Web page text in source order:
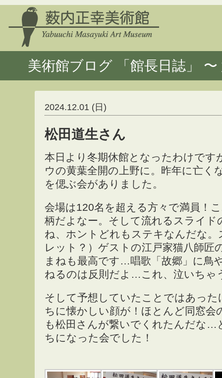
美術館ブログ 「館長日誌」
2024.12.01 (日)
松田道生さん
本日より冬期休館となったわけで
ウの黄葉全開の上野に。昨年に亡く
を偲ぶ会がありました。
会場は120名を超える方々で満員！
柄だよなー。そして流れるスライド
ね、ホントどれもステキなんだな
レット？）ゲストの江戸家猫八師匠
まねも最高です…唱歌「故郷」に鳥
ねるのは反則だよ…これ、泣いち
そして予想していたことではあっ
ちに懐かしい顔が！ほとんど同窓会
も松田さんが繋いでくれたんだな…
ちになった会でした！